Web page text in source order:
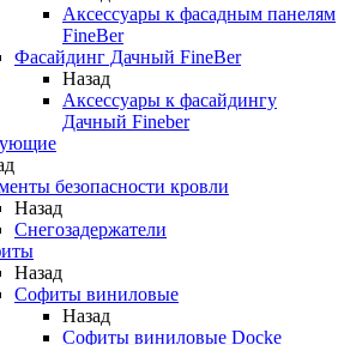
Аксессуары к фасадным панелям
FineBer
Фасайдинг Дачный FineBer
Назад
Аксессуары к фасайдингу
Дачный Fineber
безопасности кровли
Назад
Снегозадержатели
Назад
Софиты виниловые
Назад
Софиты виниловые Docke